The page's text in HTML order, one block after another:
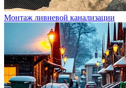
Монтаж ливневой канализации